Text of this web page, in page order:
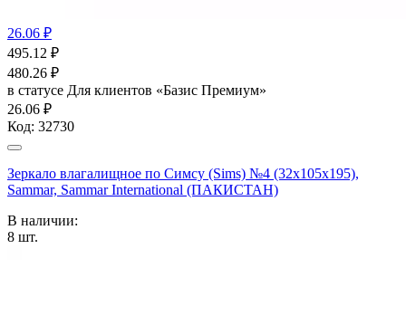
26.06 ₽
495.12 ₽
480.26 ₽
в статусе Для клиентов «Базис Премиум»
26.06 ₽
Код: 32730
Зеркало влагалищное по Cимсу (Sims) №4 (32x105x195),
Sammar, Sammar International (ПАКИСТАН)
В наличии:
8 шт.